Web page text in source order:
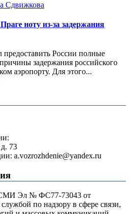
Сдвижкова
ноту из-за задержания
России полные
задержания российского
аэропорту. Для этого...
73
a.vozrozhdenie@yandex.ru
Эл № ФС77-73043 от
по надзору в сфере связи,